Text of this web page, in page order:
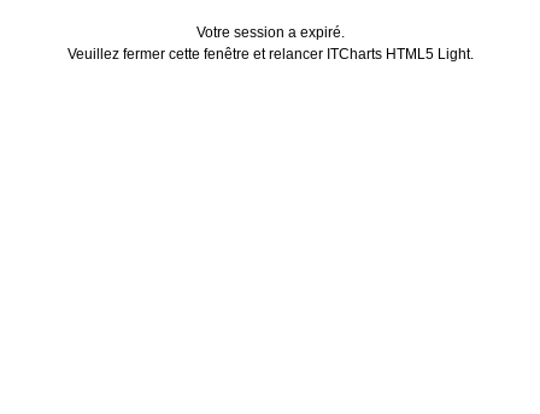
Votre session a expiré.
Veuillez fermer cette fenêtre et relancer ITCharts HTML5 Light.